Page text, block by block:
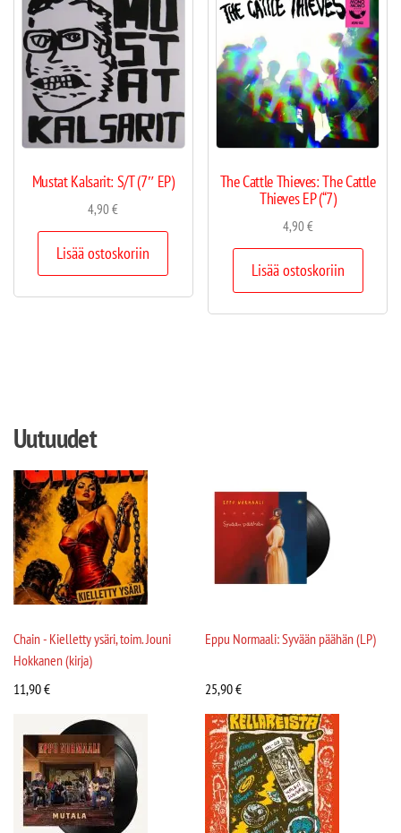
Mustat Kalsarit: S/T (7″ EP)
4,90€
Lisää ostoskoriin
The Cattle Thieves: The Cattle
Thieves EP (“7)
4,90€
Lisää ostoskoriin
Uutuudet
Chain - Kielletty ysäri, toim. Jouni
Hokkanen (kirja)
11,90€
Eppu Normaali: Syvään päähän (LP)
25,90€